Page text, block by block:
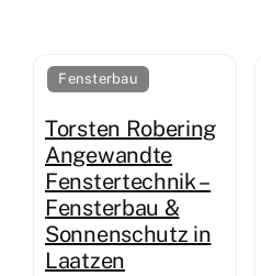
Fensterbau
Torsten Robering
Angewandte
Fenstertechnik –
Fensterbau &
Sonnenschutz in
Laatzen